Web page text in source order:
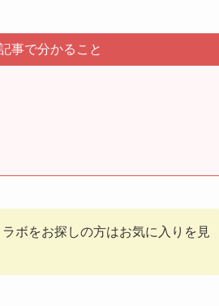
事で分かること
ボをお探しの方はお気に入りを見